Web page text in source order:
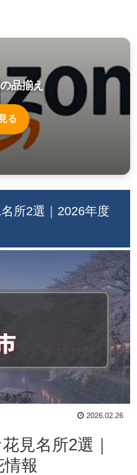
品揃え
る
所2選｜2026年度
2026.02.26
見名所2選｜
報